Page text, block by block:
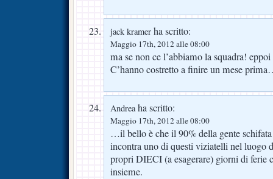
jack kramer ha scritto:
Maggio 17th, 2012 alle 08:00
ma se non ce l’abbiamo la squadra!
C’hanno costretto a finire un mese
Andreaha scritto:
Maggio 17th, 2012 alle 08:00
…il bello è che il 90% della gente
incontra uno di questi viziatelli nel luogo
propri DIECI (a esagerare) giorni di ferie
insieme.